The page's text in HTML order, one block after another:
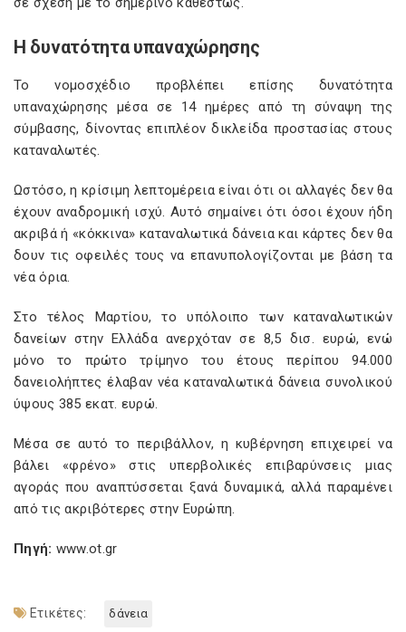
Η δυνατότητα υπαναχώρησης
Το νομοσχέδιο προβλέπει επίσης δυνατότητα
υπαναχώρησης μέσα σε 14 ημέρες από τη σύναψη της
σύμβασης, δίνοντας επιπλέον δικλείδα προστασίας στους
καταναλωτές.
Ωστόσο, η κρίσιμη λεπτομέρεια είναι ότι οι αλλαγές δεν θα
έχουν αναδρομική ισχύ. Αυτό σημαίνει ότι όσοι έχουν ήδη
ακριβά ή «κόκκινα» καταναλωτικά δάνεια και κάρτες δεν θα
δουν τις οφειλές τους να επανυπολογίζονται με βάση τα
νέα όρια.
Στο τέλος Μαρτίου, το υπόλοιπο των καταναλωτικών
δανείων στην Ελλάδα ανερχόταν σε 8,5 δισ. ευρώ, ενώ
μόνο το πρώτο τρίμηνο του έτους περίπου 94.000
δανειολήπτες έλαβαν νέα καταναλωτικά δάνεια συνολικού
ύψους 385 εκατ. ευρώ.
Μέσα σε αυτό το περιβάλλον, η κυβέρνηση επιχειρεί να
βάλει «φρένο» στις υπερβολικές επιβαρύνσεις μιας
αγοράς που αναπτύσσεται ξανά δυναμικά, αλλά παραμένει
από τις ακριβότερες στην Ευρώπη.
Πηγή: www.ot.gr
Ετικέτες: δάνεια